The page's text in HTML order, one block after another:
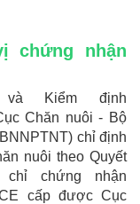
chứng nhận
Kiểm định
Chăn nuôi - Bộ
chỉ định
nuôi theo Quyết
chỉ chứng nhận
cấp được Cục